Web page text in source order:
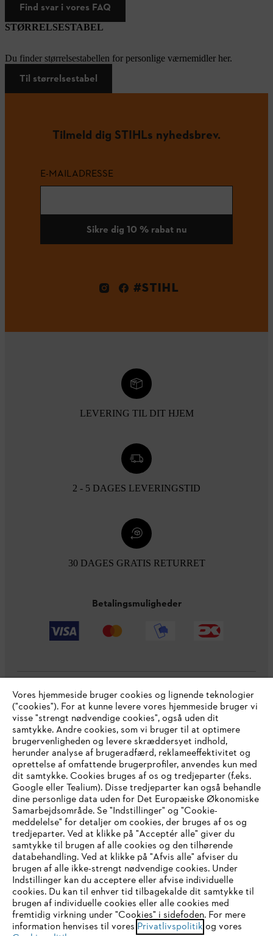
Find svar i vores FAQ
STØRRELSESTABEL
Du finder størrelsestabellen for personlige værnemidler her.
Til størrelsestabel
Tilmeld dig STIHLs nyhedsbrev.
E-MAILADRESSE
Sikre dig 10 % rabat nu
#STIHL
LEVERING TIL DIT HJEM
2 - 5 DAGES LEVERINGSTID
30 DAGES GRATIS RETURRET
Betalingsmuligheder
Virksomheden
STIHL FAQ
Service
Generelle vilkår og betingelser Privatlivspolitik
Juridisk meddelelse Cookies
Juridisk information
IHR BROWSER WIRD NICHT
UNTERSTÜTZT
Sie nutzen einen Browser, den wir noch nicht unterstützen. Für
eine optimale Nutzung unserer Seite empfehlen wir Ihnen, zu
einem der folgenden Browser zu wechseln:
Vores hjemmeside bruger cookies og lignende teknologier
("cookies"). For at kunne levere vores hjemmeside bruger vi
visse "strengt nødvendige cookies", også uden dit
samtykke. Andre cookies, som vi bruger til at optimere
brugervenligheden og levere skræddersyet indhold,
herunder analyse af brugeradfærd, reklameeffektivitet og
oprettelse af omfattende brugerprofiler, anvendes kun med
dit samtykke. Cookies bruges af os og tredjeparter (f.eks.
Google eller Tealium). Disse tredjeparter kan også behandle
dine personlige data uden for Det Europæiske Økonomiske
Samarbejdsområde. Se "Indstillinger" og "Cookie-
meddelelse" for detaljer om cookies, der bruges af os og
tredjeparter. Ved at klikke på "Acceptér alle" giver du
samtykke til brugen af alle cookies og den tilhørende
databehandling. Ved at klikke på "Afvis alle" afviser du
brugen af alle ikke-strengt nødvendige cookies. Under
Indstillinger kan du acceptere eller afvise individuelle
cookies. Du kan til enhver tid tilbagekalde dit samtykke til
brugen af individuelle cookies eller alle cookies med
fremtidig virkning under "Cookies" i sidefoden. For mere
information henvises til vores Privatlivspolitik og vores